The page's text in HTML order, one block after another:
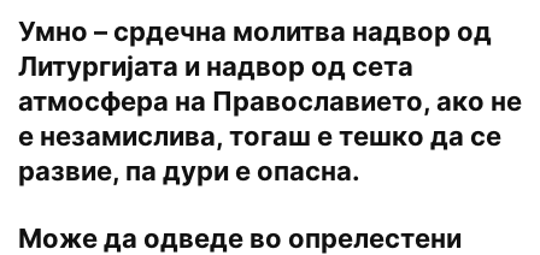
Умно – срдечна молитва надвор од
Литургијата и надвор од сета
атмосфера на Православието, ако не
е незамислива, тогаш е тешко да се
развие, па дури е опасна.
Може да одведе во опрелестени